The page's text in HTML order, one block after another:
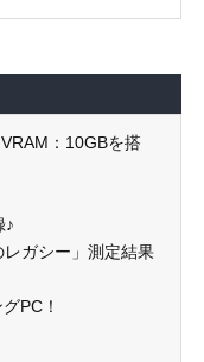
：10GBを搭
♪
ガシー」測定結果
PC！